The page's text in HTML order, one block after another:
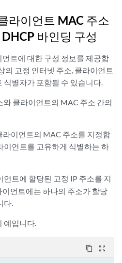
라이언트 MAC 주소
바인딩 구성
트에 대한 구성 정보를 제공합
의 고정 인터넷 주소, 클라이언트
식별자가 포함될 수 있습니다.
와 클라이언트의 MAC 주소 간의
라이언트의 MAC 주소를 지정합
이언트를 고유하게 식별하는 하
언트에 할당된 고정 IP 주소를 지
언트에는 하나의 주소가 할당
다.
예입니다.
content_copy zoom_out_map